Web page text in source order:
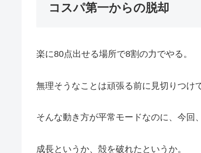
コスパ第一からの脱却
楽に80点出せる場所で8割の力でやる。
無理そうなことは頑張る前に見切りつけ
そんな動き方が平常モードなのに、今回
成長というか、殻を破れたというか。